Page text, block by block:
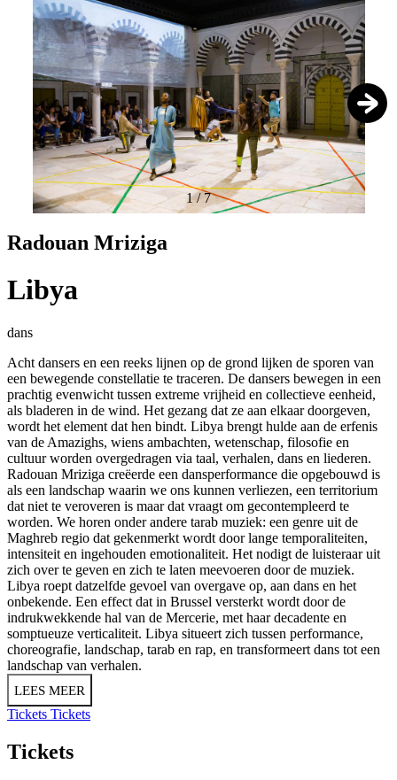
1/ 7
Radouan Mriziga
Libya
dans
Acht dansers en een reeks lijnen op de grond lijken de sporen van
een bewegende constellatie te traceren. De dansers bewegen in een
prachtig evenwicht tussen extreme vrijheid en collectieve eenheid,
als bladeren in de wind. Het gezang dat ze aan elkaar doorgeven,
wordt het element dat hen bindt. Libya brengt hulde aan de erfenis
van de Amazighs, wiens ambachten, wetenschap, filosofie en
cultuur worden overgedragen via taal, verhalen, dans en liederen.
Radouan Mriziga creëerde een dansperformance die opgebouwd is
als een landschap waarin we ons kunnen verliezen, een territorium
dat niet te veroveren is maar dat vraagt om gecontempleerd te
worden. We horen onder andere tarab muziek: een genre uit de
Maghreb regio dat gekenmerkt wordt door lange temporaliteiten,
intensiteit en ingehouden emotionaliteit. Het nodigt de luisteraar uit
zich over te geven en zich te laten meevoeren door de muziek.
Libya roept datzelfde gevoel van overgave op, aan dans en het
onbekende. Een effect dat in Brussel versterkt wordt door de
indrukwekkende hal van de Mercerie, met haar decadente en
somptueuze verticaliteit. Libya situeert zich tussen performance,
choreografie, landschap, tarab en rap, en transformeert dans tot een
landschap van verhalen.
LEES MEER
Tickets Tickets
Tickets